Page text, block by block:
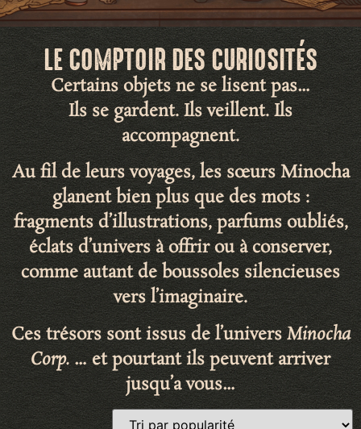
LE COMPTOIR DES CURIOSITÉS
Certains objets ne se lisent pas…
Ils se gardent. Ils veillent. Ils
accompagnent.
Au fil de leurs voyages, les sœurs Minocha
glanent bien plus que des mots :
fragments d’illustrations,parfums oubliés,
éclats d’universà offrir ou à conserver,
comme autant de boussoles silencieuses
vers l’imaginaire.
Ces trésors sont issus de l’universMinocha
Corp.… et pourtant ils peuvent arriver
jusqu’a vous…